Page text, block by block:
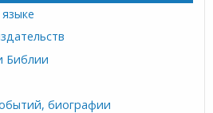
Библии
биографии